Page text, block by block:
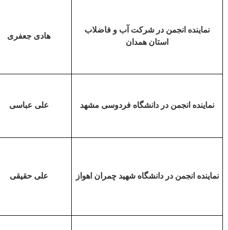
نماینده انجمن در شرکت آب و فاضلاب
استان همدان
هادی جعفری
نماینده انجمن در دانشگاه فردوسی مشهد علی عباسی
نماینده انجمن در دانشگاه شهید چمران اهواز علی حقیقی